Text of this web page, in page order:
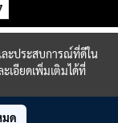
ละประสบการณ์ที่ดีใน
เอียดเพิ่มเติมได้ที่
มด